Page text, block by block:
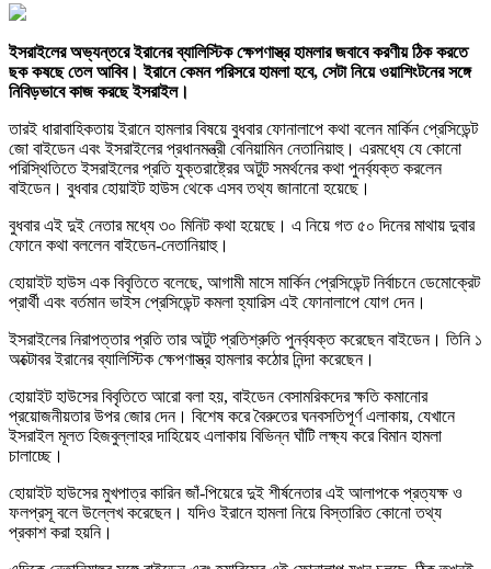
ইসরাইলের অভ্যন্তরে ইরানের ব্যালিস্টিক ক্ষেপণাস্ত্র হামলার জবাবে করণীয় ঠিক করতে
ছক কষছে তেল আবিব। ইরানে কেমন পরিসরে হামলা হবে, সেটা নিয়ে ওয়াশিংটনের সঙ্গে
নিবিড়ভাবে কাজ করছে ইসরাইল।
তারই ধারাবাহিকতায় ইরানে হামলার বিষয়ে বুধবার ফোনালাপে কথা বলেন মার্কিন প্রেসিডেন্ট
জো বাইডেন এবং ইসরাইলের প্রধানমন্ত্রী বেনিয়ামিন নেতানিয়াহু। এরমধ্যে যে কোনো
পরিস্থিতিতে ইসরাইলের প্রতি যুক্তরাষ্ট্রের অটুট সমর্থনের কথা পুনর্ব্যক্ত করলেন
বাইডেন। বুধবার হোয়াইট হাউস থেকে এসব তথ্য জানানো হয়েছে।
বুধবার এই দুই নেতার মধ্যে ৩০ মিনিট কথা হয়েছে। এ নিয়ে গত ৫০ দিনের মাথায় দুবার
ফোনে কথা বললেন বাইডেন-নেতানিয়াহু।
হোয়াইট হাউস এক বিবৃতিতে বলেছে, আগামী মাসে মার্কিন প্রেসিডেন্ট নির্বাচনে ডেমোক্রেট
প্রার্থী এবং বর্তমান ভাইস প্রেসিডেন্ট কমলা হ্যারিস এই ফোনালাপে যোগ দেন।
ইসরাইলের নিরাপত্তার প্রতি তার অটুট প্রতিশ্রুতি পুনর্ব্যক্ত করেছেন বাইডেন। তিনি ১
অক্টোবর ইরানের ব্যালিস্টিক ক্ষেপণাস্ত্র হামলার কঠোর নিন্দা করেছেন।
হোয়াইট হাউসের বিবৃতিতে আরো বলা হয়, বাইডেন বেসামরিকদের ক্ষতি কমানোর
প্রয়োজনীয়তার উপর জোর দেন। বিশেষ করে বৈরুতের ঘনবসতিপূর্ণ এলাকায়, যেখানে
ইসরাইল মূলত হিজবুল্লাহর দাহিয়েহ এলাকায় বিভিন্ন ঘাঁটি লক্ষ্য করে বিমান হামলা
চালাচ্ছে।
হোয়াইট হাউসের মুখপাত্র কারিন জাঁ-পিয়েরে দুই শীর্ষনেতার এই আলাপকে প্রত্যক্ষ ও
ফলপ্রসূ বলে উল্লেখ করেছেন। যদিও ইরানে হামলা নিয়ে বিস্তারিত কোনো তথ্য
প্রকাশ করা হয়নি।